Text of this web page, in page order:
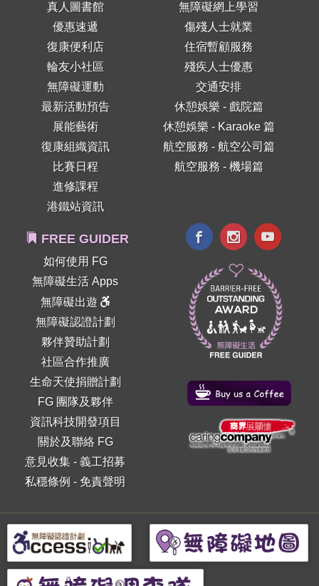
真人圖書館
優惠速遞
復康便利店
輪友小社區
無障礙運動
最新活動預告
展能藝術
復康組織資訊
比賽日程
進修課程
港鐵站資訊
無障礙網上學習
傷殘人士就業
住宿暫顧服務
殘疾人士優惠
交通安排
休憩娛樂 - 戲院篇
休憩娛樂 - Karaoke 篇
航空服務 - 航空公司篇
航空服務 - 機場篇
FREE GUIDER
如何使用 FG
無障礙生活 Apps
無障礙出遊
無障礙認證計劃
夥伴贊助計劃
社區合作推廣
生命天使捐贈計劃
FG 團隊及夥伴
資訊科技開發項目
關於及聯絡 FG
意見收集 -義工招募
私穩條例 - 免責聲明